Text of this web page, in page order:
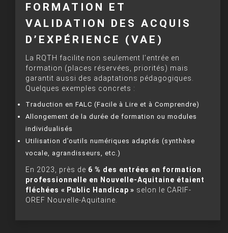
FORMATION ET
VALIDATION DES ACQUIS
D’EXPÉRIENCE (VAE)
La RQTH facilite non seulement l’entrée en
formation (places réservées, priorités) mais
garantit aussi des adaptations pédagogiques.
Quelques exemples concrets :
Traduction en FALC (Facile à Lire et à Comprendre)
Allongement de la durée de formation ou modules
individualisés
Utilisation d’outils numériques adaptés (synthèse
vocale, agrandisseurs, etc.)
En 2023, près de 6 % des entrées en formation
professionnelle en Nouvelle-Aquitaine étaient
fléchées « Public Handicap » selon le CARIF-
OREF Nouvelle-Aquitaine.